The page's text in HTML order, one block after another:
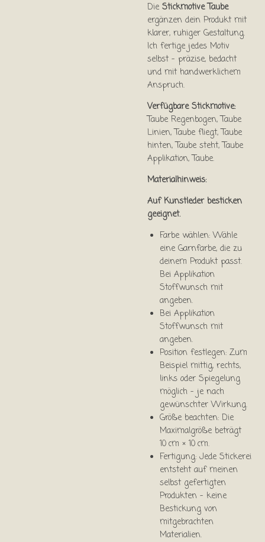
Die Stickmotive Taube
ergänzen dein Produkt mit
klarer, ruhiger Gestaltung.
Ich fertige jedes Motiv
selbst – präzise, bedacht
und mit handwerklichem
Anspruch.
Verfügbare Stickmotive:
Taube Regenbogen, Taube
Linien, Taube fliegt, Taube
hinten, Taube steht, Taube
Applikation, Taube.
Materialhinweis:
Auf Kunstleder besticken
geeignet.
Farbe wählen: Wähle
eine Garnfarbe, die zu
deinem Produkt passt.
Bei Applikation
Stoffwunsch mit
angeben.
Bei Applikation
Stoffwunsch mit
angeben.
Position festlegen: Zum
Beispiel mittig, rechts,
links oder Spiegelung
möglich – je nach
gewünschter Wirkung.
Größe beachten: Die
Maximalgröße beträgt
10 cm × 10 cm.
Fertigung: Jede Stickerei
entsteht auf meinen
selbst gefertigten
Produkten – keine
Bestickung von
mitgebrachten
Materialien.